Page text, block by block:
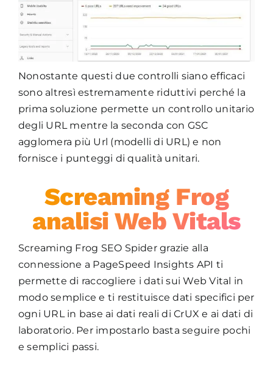
Nonostante questi due controlli siano efficaci
sono altresì estremamente riduttivi perché la
prima soluzione permette un controllo unitario
degli URL mentre la seconda con GSC
agglomera più Url (modelli di URL) e non
fornisce i punteggi di qualità unitari.
Screaming Frog
analisi Web Vitals
Screaming Frog SEO Spider grazie alla
connessione a PageSpeed Insights API ti
permette di raccogliere i dati sui Web Vital in
modo semplice e ti restituisce dati specifici per
ogni URL in base ai dati reali di CrUX e ai dati di
laboratorio. Per impostarlo basta seguire pochi
e semplici passi.